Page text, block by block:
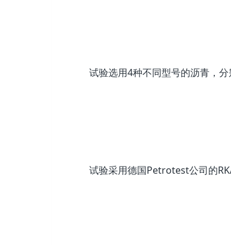
试验选用4种不同型号的沥青，
试验采用德国Petrotest公司的